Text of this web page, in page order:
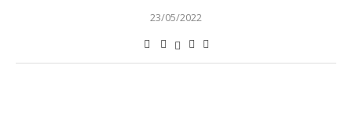
23/05/2022